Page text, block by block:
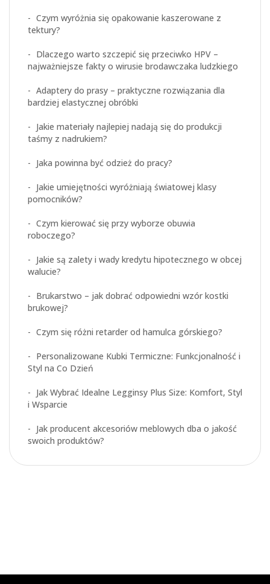
Czym wyróżnia się opakowanie kaszerowane z
tektury?
Dlaczego warto szczepić się przeciwko HPV –
najważniejsze fakty o wirusie brodawczaka ludzkiego
Adaptery do prasy – praktyczne rozwiązania dla
bardziej elastycznej obróbki
Jakie materiały najlepiej nadają się do produkcji
taśmy z nadrukiem?
Jaka powinna być odzież do pracy?
Jakie umiejętności wyróżniają światowej klasy
pomocników?
Czym kierować się przy wyborze obuwia
roboczego?
Jakie są zalety i wady kredytu hipotecznego w obcej
walucie?
Brukarstwo – jak dobrać odpowiedni wzór kostki
brukowej?
Czym się różni retarder od hamulca górskiego?
Personalizowane Kubki Termiczne: Funkcjonalność i
Styl na Co Dzień
Jak Wybrać Idealne Legginsy Plus Size: Komfort, Styl
i Wsparcie
Jak producent akcesoriów meblowych dba o jakość
swoich produktów?